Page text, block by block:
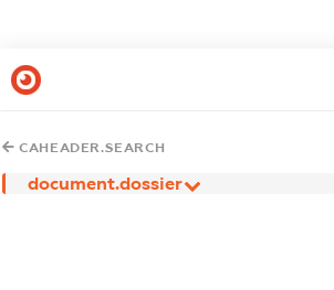
CAHEADER.SEARCH
document.dossier